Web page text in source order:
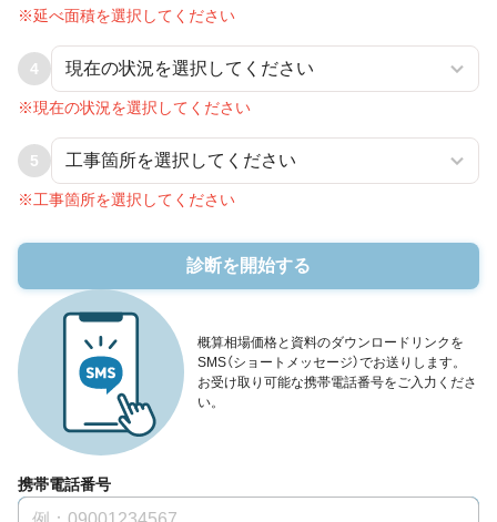
※延べ面積を選択してください
4
※現在の状況を選択してください
5
※工事箇所を選択してください
診断を開始する
概算相場価格と資料のダウンロードリンクを
SMS（ショートメッセージ）でお送りします。
お受け取り可能な携帯電話番号をご入力くださ
い。
携帯電話番号